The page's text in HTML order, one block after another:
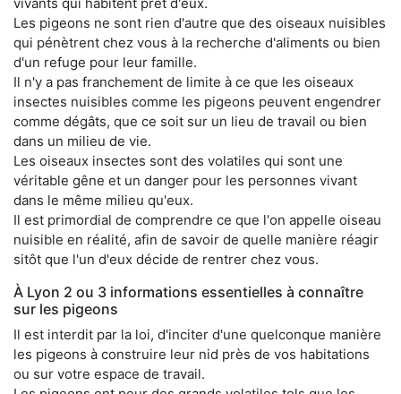
Les pigeons ne sont rien d'autre que des oiseaux nuisibles
qui pénètrent chez vous à la recherche d'aliments ou bien
d'un refuge pour leur famille.
Il n'y a pas franchement de limite à ce que les oiseaux
insectes nuisibles comme les pigeons peuvent engendrer
comme dégâts, que ce soit sur un lieu de travail ou bien
dans un milieu de vie.
Les oiseaux insectes sont des volatiles qui sont une
véritable gêne et un danger pour les personnes vivant
dans le même milieu qu'eux.
Il est primordial de comprendre ce que l'on appelle oiseau
nuisible en réalité, afin de savoir de quelle manière réagir
sitôt que l'un d'eux décide de rentrer chez vous.
À Lyon 2 ou 3 informations essentielles à connaître
sur les pigeons
Il est interdit par la loi, d'inciter d'une quelconque manière
les pigeons à construire leur nid près de vos habitations
ou sur votre espace de travail.